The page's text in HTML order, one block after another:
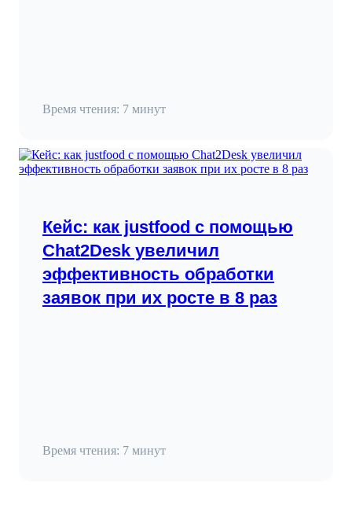
Время чтения: 7 минут
Кейс: как justfood с помощью
Chat2Desk увеличил
эффективность обработки
заявок при их росте в 8 раз
Время чтения: 7 минут